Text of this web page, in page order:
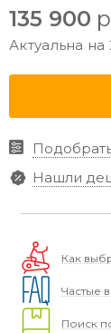
135 900
Актуальна на
Нашли
Как
Частые
Поиск